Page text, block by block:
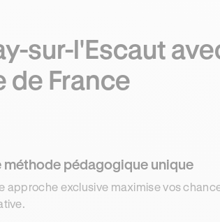
sur-l'Escaut
de France
méthode pédagogique unique
approche exclusive maximise vos